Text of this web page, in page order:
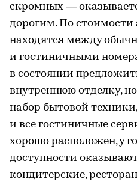
скромных —
дорогим. По
находятся между
и гостиничными
в состоянии
внутреннюю отделку,
набор бытовой
и все гостиничные
хорошо расположен, у
доступности
кондитерские,